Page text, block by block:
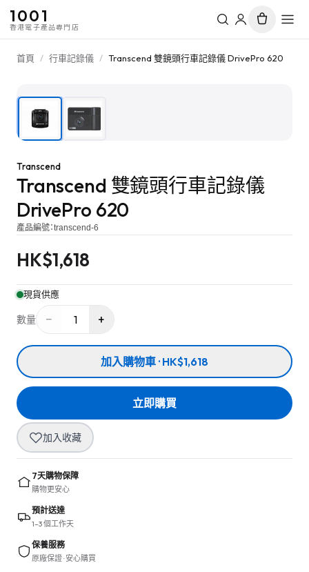
1001
香港電子產品專門店
首頁 / 行車記錄儀 / Transcend 雙鏡頭行車記錄儀 DrivePro 620
Transcend
Transcend 雙鏡頭行車記錄儀
DrivePro 620
產品編號：transcend-6
HK$1,618
現貨供應
數量 − 1 +
加入購物車 · HK$1,618
立即購買
加入收藏
7天購物保障
購物更安心
預計送達
1–3 個工作天
保養服務
原廠保證 · 安心購買